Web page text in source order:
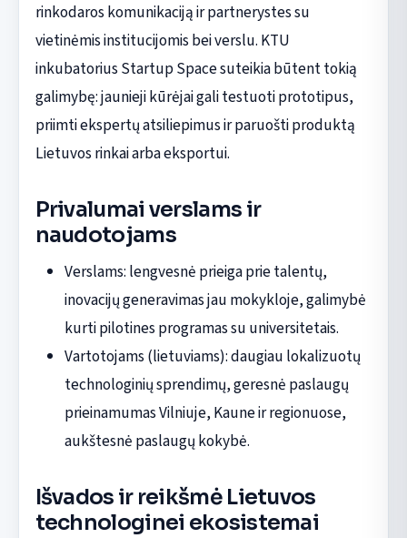
rinkodaros komunikaciją ir partnerystes su
vietinėmis institucijomis bei verslu. KTU
inkubatorius Startup Space suteikia būtent tokią
galimybę: jaunieji kūrėjai gali testuoti prototipus,
priimti ekspertų atsiliepimus ir paruošti produktą
Lietuvos rinkai arba eksportui.
Privalumai verslams ir
naudotojams
Verslams: lengvesnė prieiga prie talentų,
inovacijų generavimas jau mokykloje, galimybė
kurti pilotines programas su universitetais.
Vartotojams (lietuviams): daugiau lokalizuotų
technologinių sprendimų, geresnė paslaugų
prieinamumas Vilniuje, Kaune ir regionuose,
aukštesnė paslaugų kokybė.
Išvados ir reikšmė Lietuvos
technologinei ekosistemai